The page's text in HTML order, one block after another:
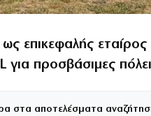
επικεφαλής
για προσβάσιμες
στα αποτελέσματα